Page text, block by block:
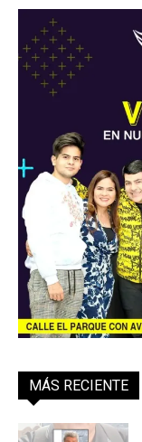
MÁS RECIENTE